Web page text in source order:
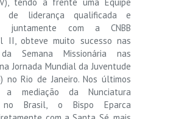
de liderança qualificada e
juntamente com a CNBB
II, obteve muito sucesso nas
Semana Missionária nas
Jornada Mundial da Juventude
no Rio de Janeiro. Nos últimos
a mediação da Nunciatura
no Brasil, o Bispo Eparca